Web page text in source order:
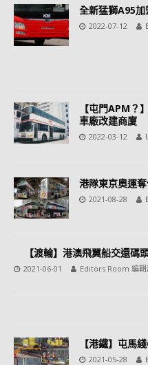
全新猛獅A95加
2022-07-12
【屯門APM？
車廠改建商廈
2022-03-12
港隊東京奧運
2021-08-28
【渡輪】港澳飛翼船交還
2021-06-01 Editors Room 編輯
【港鐵】屯馬
2021-05-28